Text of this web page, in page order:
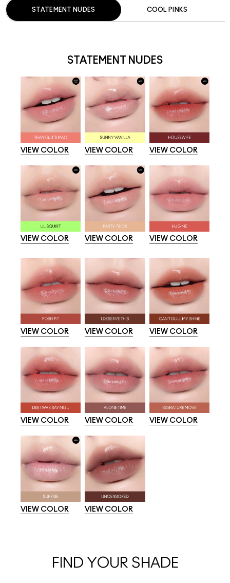
STATEMENT NUDES COOL PINKS
STATEMENT NUDES
VIEW COLOR VIEW COLOR VIEW COLOR
VIEW COLOR VIEW COLOR VIEW COLOR
VIEW COLOR VIEW COLOR VIEW COLOR
VIEW COLOR VIEW COLOR VIEW COLOR
VIEW COLOR VIEW COLOR
FIND YOUR SHADE